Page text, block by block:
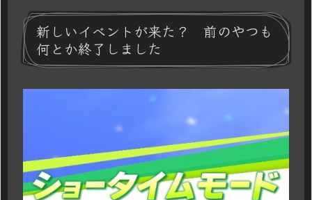
新しいイベントが来た？ 前のやつも
何とか終了しました